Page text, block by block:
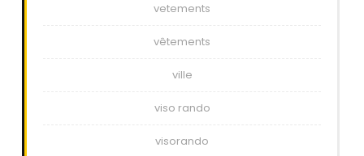
vetements
vêtements
ville
viso rando
visorando